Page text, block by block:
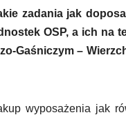
zadania jak
OSP, a ich na
Gaśniczym –
wyposażenia jak